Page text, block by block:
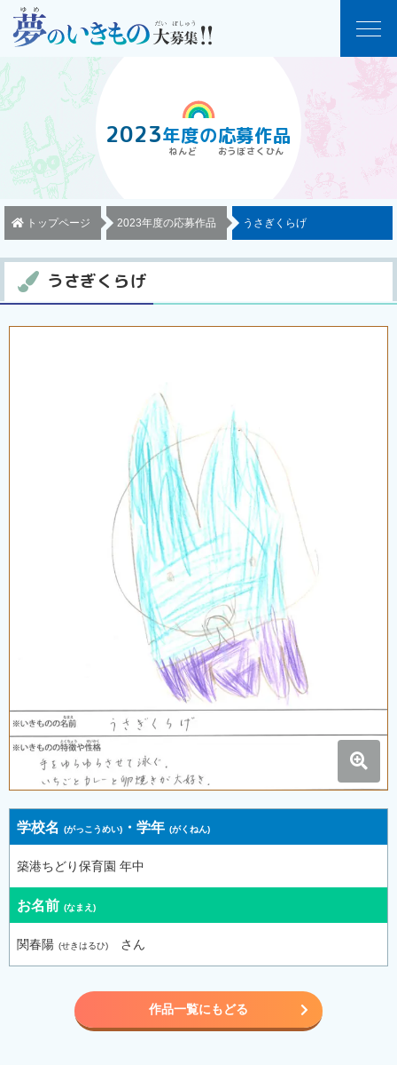
2023年度の応募作品
トップページ 2023年度の応募作品 うさぎくらげ
うさぎくらげ
学校名 ・学年
築港ちどり保育園 年中
お名前
関春陽 さん
作品一覧にもどる